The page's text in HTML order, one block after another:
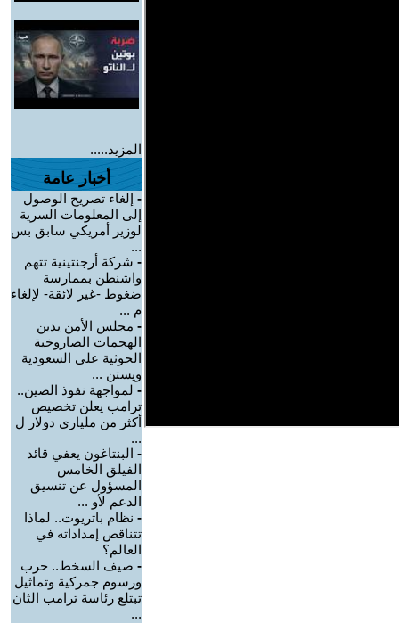
المزيد.....
أخبار عامة
- إلغاء تصريح الوصول
إلى المعلومات السرية
لوزير أمريكي سابق بس
...
- شركة أرجنتينية تتهم
واشنطن بممارسة
ضغوط -غير لائقة- لإلغاء
م ...
- مجلس الأمن يدين
الهجمات الصاروخية
الحوثية على السعودية
ويستن ...
- لمواجهة نفوذ الصين..
ترامب يعلن تخصيص
أكثر من ملياري دولار ل
...
- البنتاغون يعفي قائد
الفيلق الخامس
المسؤول عن تنسيق
الدعم لأو ...
- نظام باتريوت.. لماذا
تتناقص إمداداته في
العالم؟
- صيف السخط.. حرب
ورسوم جمركية وتماثيل
تبتلع رئاسة ترامب الثان
...